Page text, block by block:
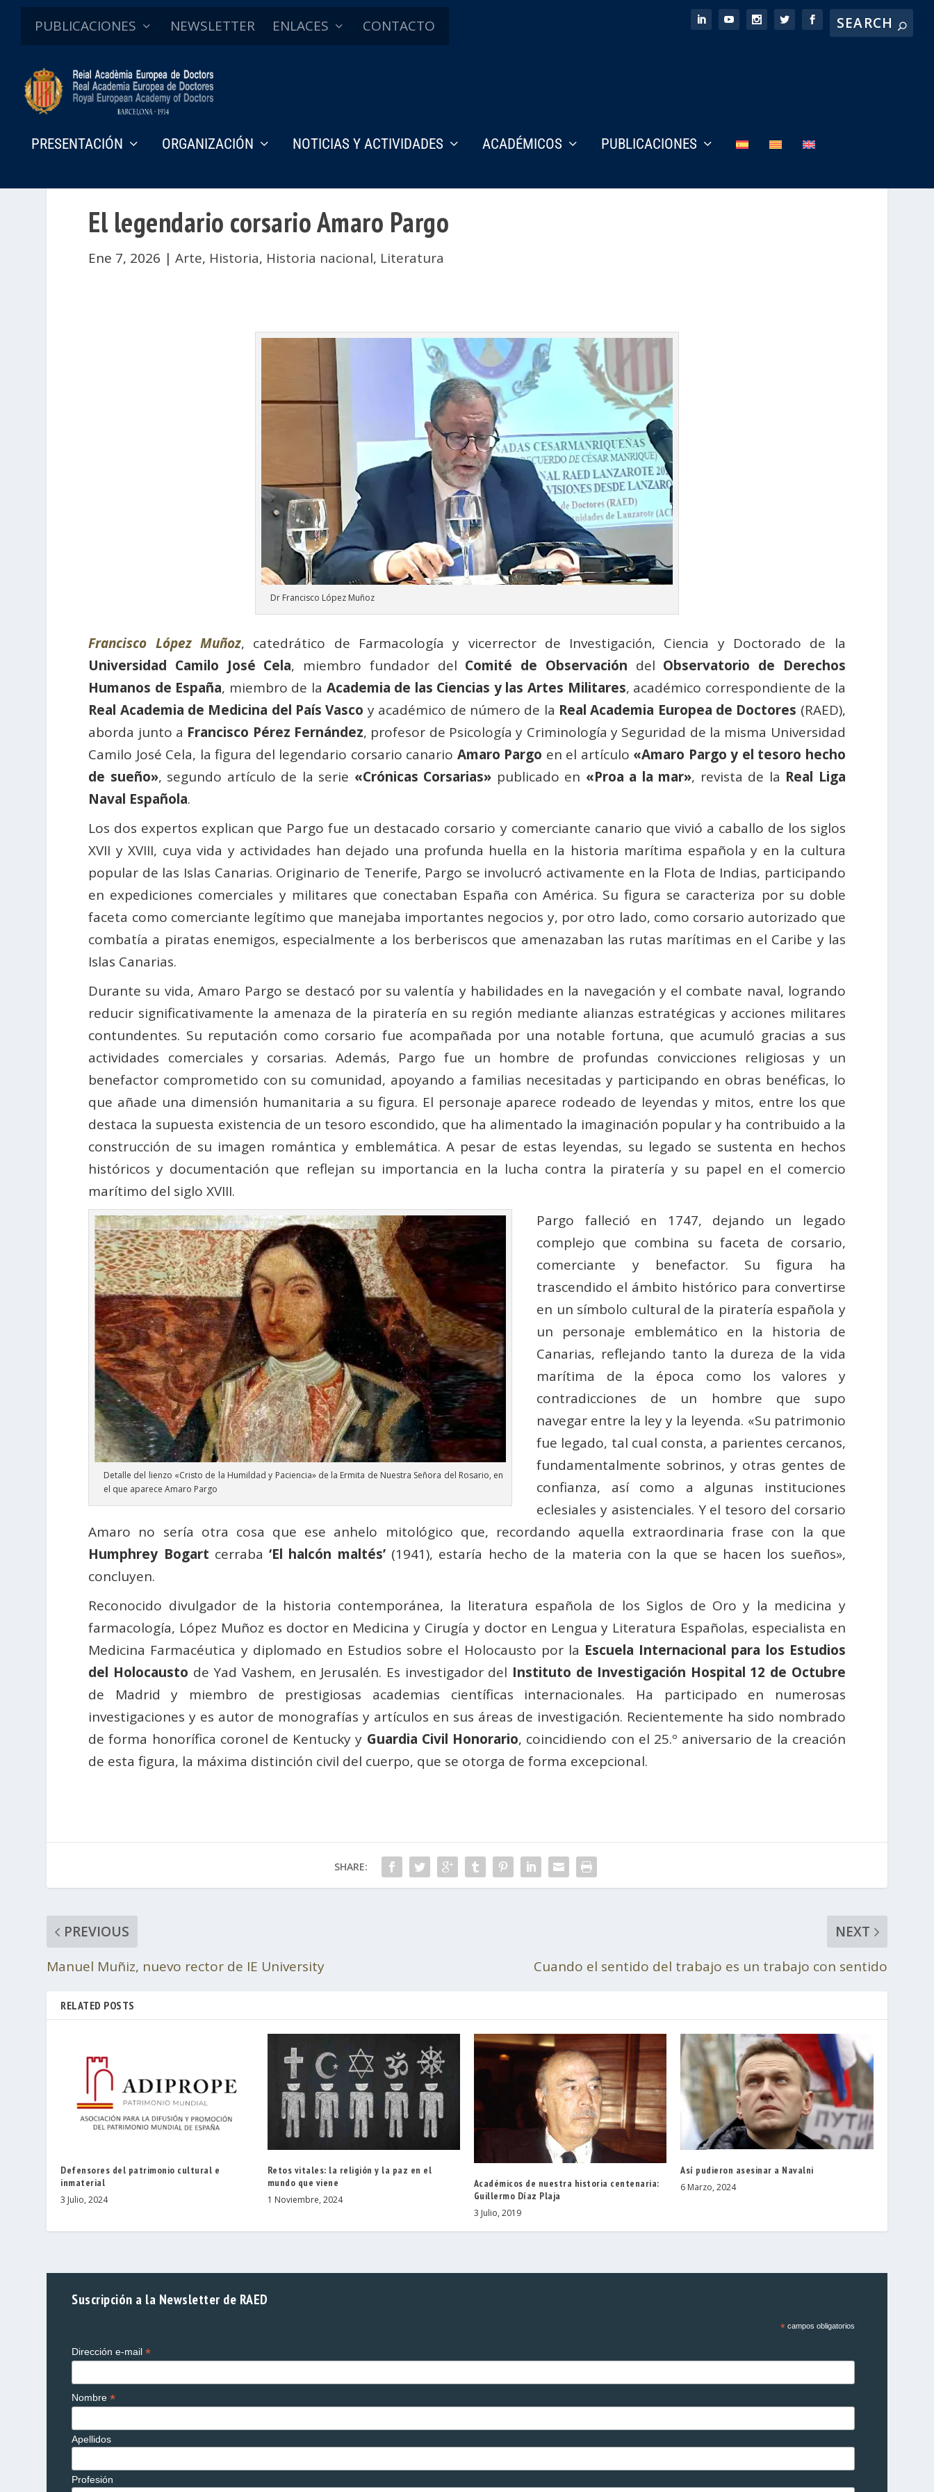
PUBLICACIONES NEWSLETTER ENLACES CONTACTO
PRESENTACIÓN ORGANIZACIÓN NOTICIAS Y ACTIVIDADES ACADÉMICOS PUBLICACIONES
El legendario corsario Amaro Pargo
Ene 7, 2026 |Arte, Historia, Historia nacional, Literatura
Dr Francisco López Muñoz
Francisco López Muñoz, catedrático de Farmacología y vicerrector de Investigación, Ciencia y Doctorado de la
Universidad Camilo José Cela, miembro fundador del Comité de Observación del Observatorio de Derechos
Humanos de España, miembro de la Academia de las Ciencias y las Artes Militares, académico correspondiente de la
Real Academia de Medicina del País Vasco y académico de número de la Real Academia Europea de Doctores (RAED),
aborda junto a Francisco Pérez Fernández, profesor de Psicología y Criminología y Seguridad de la misma Universidad
Camilo José Cela, la figura del legendario corsario canario Amaro Pargo en el artículo «Amaro Pargo y el tesoro hecho
de sueño», segundo artículo de la serie «Crónicas Corsarias» publicado en «Proa a la mar», revista de la Real Liga
Naval Española.
Los dos expertos explican que Pargo fue un destacado corsario y comerciante canario que vivió a caballo de los siglos
XVII y XVIII, cuya vida y actividades han dejado una profunda huella en la historia marítima española y en la cultura
popular de las Islas Canarias. Originario de Tenerife, Pargo se involucró activamente en la Flota de Indias, participando
en expediciones comerciales y militares que conectaban España con América. Su figura se caracteriza por su doble
faceta como comerciante legítimo que manejaba importantes negocios y, por otro lado, como corsario autorizado que
combatía a piratas enemigos, especialmente a los berberiscos que amenazaban las rutas marítimas en el Caribe y las
Islas Canarias.
Durante su vida, Amaro Pargo se destacó por su valentía y habilidades en la navegación y el combate naval, logrando
reducir significativamente la amenaza de la piratería en su región mediante alianzas estratégicas y acciones militares
contundentes. Su reputación como corsario fue acompañada por una notable fortuna, que acumuló gracias a sus
actividades comerciales y corsarias. Además, Pargo fue un hombre de profundas convicciones religiosas y un
benefactor comprometido con su comunidad, apoyando a familias necesitadas y participando en obras benéficas, lo
que añade una dimensión humanitaria a su figura. El personaje aparece rodeado de leyendas y mitos, entre los que
destaca la supuesta existencia de un tesoro escondido, que ha alimentado la imaginación popular y ha contribuido a la
construcción de su imagen romántica y emblemática. A pesar de estas leyendas, su legado se sustenta en hechos
históricos y documentación que reflejan su importancia en la lucha contra la piratería y su papel en el comercio
marítimo del siglo XVIII.
Detalle del lienzo «Cristo de la Humildad y Paciencia» de la Ermita de Nuestra Señora del Rosario, en
el que aparece Amaro Pargo
Pargo falleció en 1747, dejando un legado
complejo que combina su faceta de corsario,
comerciante y benefactor. Su figura ha
trascendido el ámbito histórico para convertirse
en un símbolo cultural de la piratería española y
un personaje emblemático en la historia de
Canarias, reflejando tanto la dureza de la vida
marítima de la época como los valores y
contradicciones de un hombre que supo
navegar entre la ley y la leyenda. «Su patrimonio
fue legado, tal cual consta, a parientes cercanos,
fundamentalmente sobrinos, y otras gentes de
confianza, así como a algunas instituciones
eclesiales y asistenciales. Y el tesoro del corsario
Amaro no sería otra cosa que ese anhelo mitológico que, recordando aquella extraordinaria frase con la que
Humphrey Bogart cerraba‘El halcón maltés’(1941), estaría hecho de la materia con la que se hacen los sueños»,
concluyen.
Reconocido divulgador de la historia contemporánea, la literatura española de los Siglos de Oro y la medicina y
farmacología, López Muñoz es doctor en Medicina y Cirugía y doctor en Lengua y Literatura Españolas, especialista en
Medicina Farmacéutica y diplomado en Estudios sobre el Holocausto por la Escuela Internacional para los Estudios
del Holocausto de Yad Vashem, en Jerusalén. Es investigador del Instituto de Investigación Hospital 12 de Octubre
de Madrid y miembro de prestigiosas academias científicas internacionales. Ha participado en numerosas
investigaciones y es autor de monografías y artículos en sus áreas de investigación. Recientemente ha sido nombrado
de forma honorífica coronel de Kentucky y Guardia Civil Honorario, coincidiendo con el 25.º aniversario de la creación
de esta figura, la máxima distinción civil del cuerpo, que se otorga de forma excepcional.
SHARE:
PREVIOUS
Manuel Muñiz, nuevo rector de IE University
NEXT
Cuando el sentido del trabajo es un trabajo con sentido
RELATED POSTS
Defensores del patrimonio cultural e
inmaterial
3 Julio, 2024
Retos vitales: la religión y la paz en el
mundo que viene
1 Noviembre, 2024
Académicos de nuestra historia centenaria:
Guillermo Díaz Plaja
3 Julio, 2019
Así pudieron asesinar a Navalni
6 Marzo, 2024
Suscripción a la Newsletter de RAED
*campos obligatorios
Dirección e-mail*
Nombre*
Apellidos
Profesión